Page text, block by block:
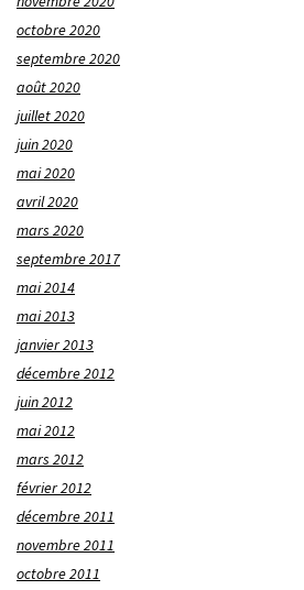
octobre 2020
septembre 2020
août 2020
juillet 2020
juin 2020
mai 2020
avril 2020
mars 2020
septembre 2017
mai 2014
mai 2013
janvier 2013
décembre 2012
juin 2012
mai 2012
mars 2012
février 2012
décembre 2011
novembre 2011
octobre 2011